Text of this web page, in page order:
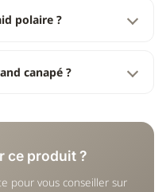
polaire ?
canapé ?
ce produit ?
pour vous conseiller sur